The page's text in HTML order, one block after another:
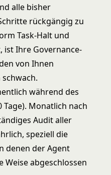
alle bisher
rückgängig zu
Task-Halt und
ist Ihre Governance-
von Ihnen
während des
Monatlich nach
Audit aller
speziell die
denen der Agent
abgeschlossen